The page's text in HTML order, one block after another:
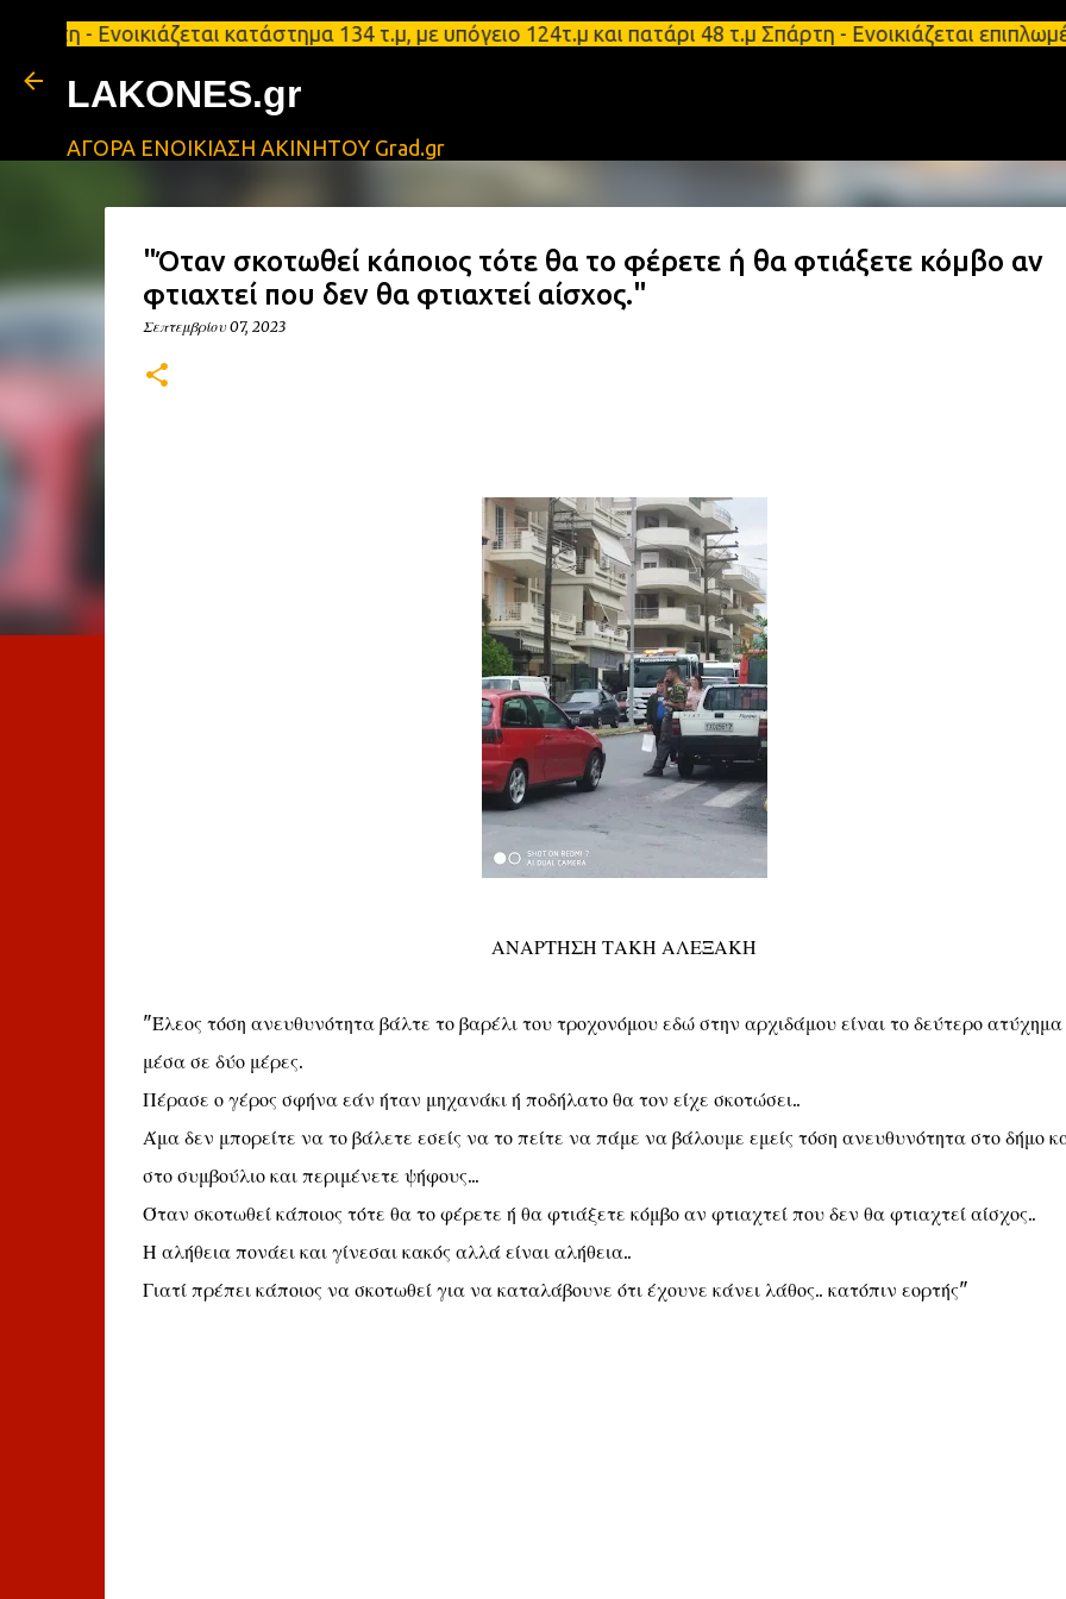
Μετάβαση στο κύριο περιεχόμενο
Ενοικιάζεται κατάστημα 134 τ.μ, με υπόγειο 124τ.μ και πατάρι 48 τ.μ Σπάρτη - Ενοικιάζεται
LAKONES.gr
ΑΓΟΡΑ ΕΝΟΙΚΙΑΣΗ ΑΚΙΝΗΤΟΥ Grad.gr
"Όταν σκοτωθεί κάποιος τότε θα το φέρετε ή θα φτιάξετε κόμβο αν
φτιαχτεί που δεν θα φτιαχτεί αίσχος."
Σεπτεμβρίου 07, 2023
ΑΝΑΡΤΗΣΗ ΤΑΚΗ ΑΛΕΞΑΚΗ
"Έλεος τόση ανευθυνότητα βάλτε το βαρέλι του τροχονόμου εδώ στην αρχιδάμου είναι το δεύτερο ατύχημα
μέσα σε δύο μέρες.
Πέρασε ο γέρος σφήνα εάν ήταν μηχανάκι ή ποδήλατο θα τον είχε σκοτώσει..
Άμα δεν μπορείτε να το βάλετε εσείς να το πείτε να πάμε να βάλουμε εμείς τόση ανευθυνότητα στο δήμο
στο συμβούλιο και περιμένετε ψήφους...
Όταν σκοτωθεί κάποιος τότε θα το φέρετε ή θα φτιάξετε κόμβο αν φτιαχτεί που δεν θα φτιαχτεί αίσχος..
Η αλήθεια πονάει και γίνεσαι κακός αλλά είναι αλήθεια..
Γιατί πρέπει κάποιος να σκοτωθεί για να καταλάβουνε ότι έχουνε κάνει λάθος.. κατόπιν εορτής"